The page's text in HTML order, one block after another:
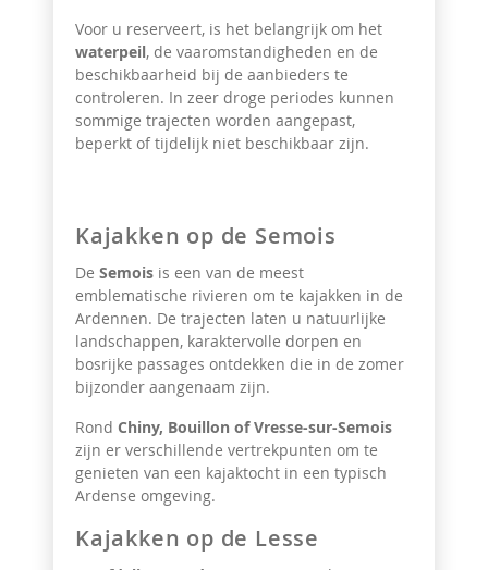
Voor u reserveert, is het belangrijk om het
waterpeil, de vaaromstandigheden en de
beschikbaarheid bij de aanbieders te
controleren. In zeer droge periodes kunnen
sommige trajecten worden aangepast,
beperkt of tijdelijk niet beschikbaar zijn.
Kajakken op de Semois
De Semois is een van de meest
emblematische rivieren om te kajakken in de
Ardennen. De trajecten laten u natuurlijke
landschappen, karaktervolle dorpen en
bosrijke passages ontdekken die in de zomer
bijzonder aangenaam zijn.
Rond Chiny, Bouillon of Vresse-sur-Semois
zijn er verschillende vertrekpunten om te
genieten van een kajaktocht in een typisch
Ardense omgeving.
Kajakken op de Lesse